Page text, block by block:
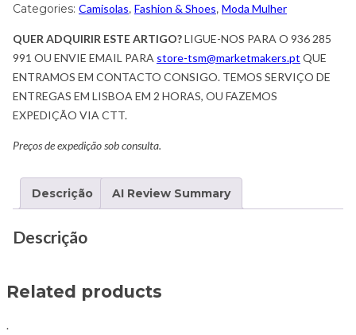
Categories: Camisolas, Fashion & Shoes, Moda Mulher
QUER ADQUIRIR ESTE ARTIGO?LIGUE-NOS PARA O 936 285
991 OU ENVIE EMAIL PARA store-tsm@marketmakers.pt QUE
ENTRAMOS EM CONTACTO CONSIGO. TEMOS SERVIÇO DE
ENTREGAS EM LISBOA EM 2 HORAS, OU FAZEMOS
EXPEDIÇÃO VIA CTT.
Preços de expedição sob consulta.
Descrição AI Review Summary
Descrição
Related products
.